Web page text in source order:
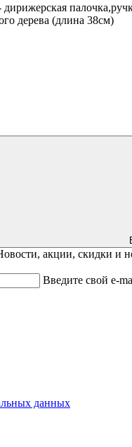
дерева (длина 38см)
акции, скидки и
Введите свой e-
данных